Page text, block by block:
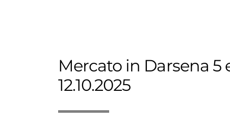
Mercato in Darsena 5
12.10.2025